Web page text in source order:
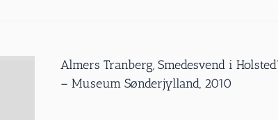
Almers Tranberg, Smedesvend i
– Museum Sønderjylland, 2010